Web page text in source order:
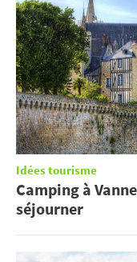
Idées tourisme
Camping à
séjourner